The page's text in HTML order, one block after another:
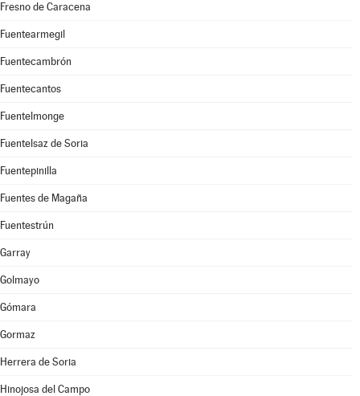
Fresno de Caracena
Fuentearmegil
Fuentecambrón
Fuentecantos
Fuentelmonge
Fuentelsaz de Soria
Fuentepinilla
Fuentes de Magaña
Fuentestrún
Garray
Golmayo
Gómara
Gormaz
Herrera de Soria
Hinojosa del Campo